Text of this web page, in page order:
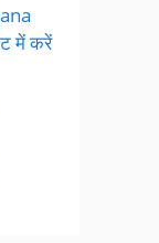
में करें